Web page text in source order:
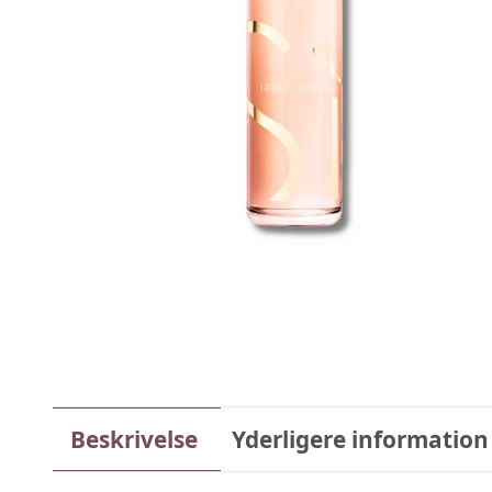
Beskrivelse Yderligere information